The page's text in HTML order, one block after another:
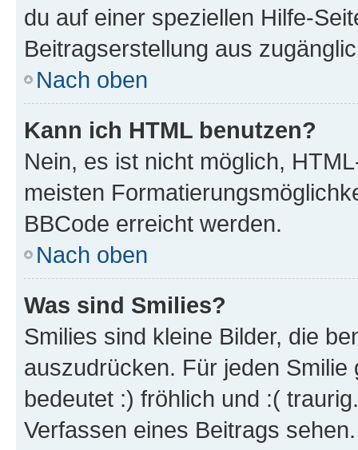
du auf einer speziellen Hilfe-
Beitragserstellung aus
Nach oben
Kann ich HTML benutzen?
Nein, es ist nicht möglich,
meisten
BBCode erreicht werden.
Nach oben
Was sind Smilies?
Smilies sind kleine Bilder, die
auszudrücken. Für jeden
bedeutet :) fröhlich und :(
Verfassen eines Beitrags